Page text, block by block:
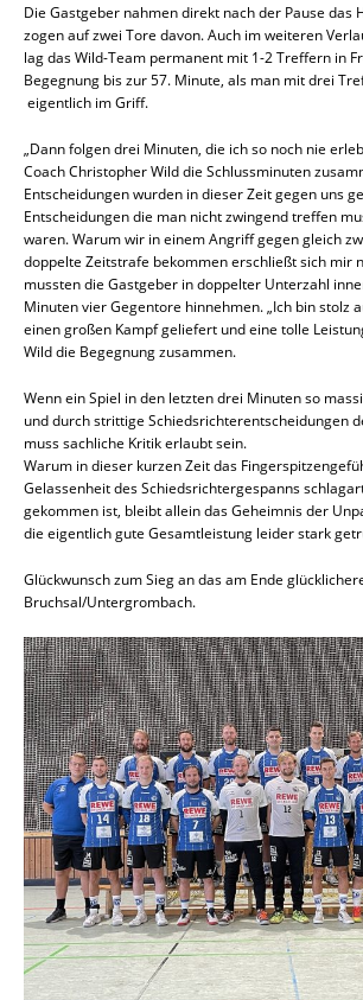
Die Gastgeber nahmen direkt nach der Pause das
zogen auf zwei Tore davon. Auch im weiteren
lag das Wild-Team permanent mit 1-2 Treffern in
Begegnung bis zur 57. Minute, als man mit drei
eigentlich im Griff.
„Dann folgen drei Minuten, die ich so noch nie
Coach Christopher Wild die Schlussminuten
Entscheidungen wurden in dieser Zeit gegen uns
Entscheidungen die man nicht zwingend treffen
waren. Warum wir in einem Angriff gegen gleich
doppelte Zeitstrafe bekommen erschließt sich mir
mussten die Gastgeber in doppelter Unterzahl
Minuten vier Gegentore hinnehmen. „Ich bin stolz
einen großen Kampf geliefert und eine tolle
Wild die Begegnung zusammen.
Wenn ein Spiel in den letzten drei Minuten so
und durch strittige Schiedsrichterentscheidungen
muss sachliche Kritik erlaubt sein.
Warum in dieser kurzen Zeit das
Gelassenheit des Schiedsrichtergespanns
gekommen ist, bleibt allein das Geheimnis der
die eigentlich gute Gesamtleistung leider stark
Glückwunsch zum Sieg an das am Ende
Bruchsal/Untergrombach.